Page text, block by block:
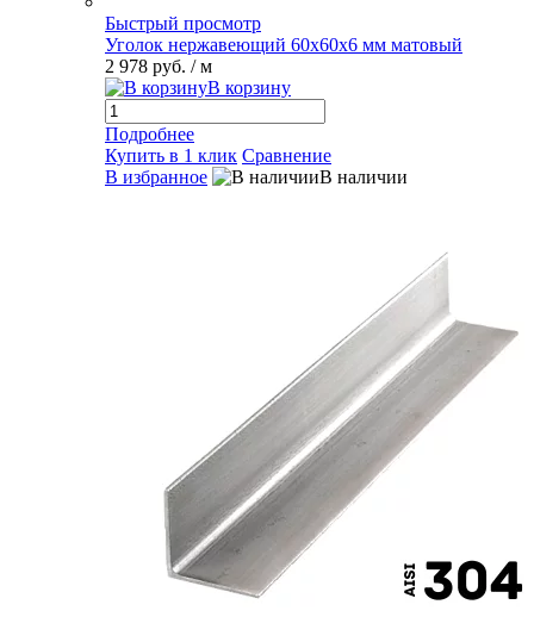
Быстрый просмотр
Уголок нержавеющий 60х60х6 мм матовый
2 978 руб. / м
В корзину
Подробнее
Купить в 1 клик Сравнение
В избранное
В наличии